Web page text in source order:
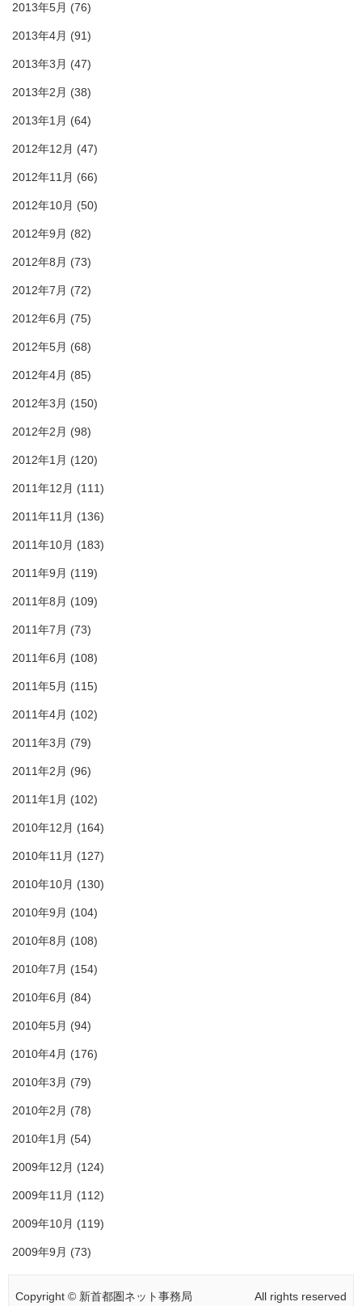
2013年5月 (76)
2013年4月 (91)
2013年3月 (47)
2013年2月 (38)
2013年1月 (64)
2012年12月 (47)
2012年11月 (66)
2012年10月 (50)
2012年9月 (82)
2012年8月 (73)
2012年7月 (72)
2012年6月 (75)
2012年5月 (68)
2012年4月 (85)
2012年3月 (150)
2012年2月 (98)
2012年1月 (120)
2011年12月 (111)
2011年11月 (136)
2011年10月 (183)
2011年9月 (119)
2011年8月 (109)
2011年7月 (73)
2011年6月 (108)
2011年5月 (115)
2011年4月 (102)
2011年3月 (79)
2011年2月 (96)
2011年1月 (102)
2010年12月 (164)
2010年11月 (127)
2010年10月 (130)
2010年9月 (104)
2010年8月 (108)
2010年7月 (154)
2010年6月 (84)
2010年5月 (94)
2010年4月 (176)
2010年3月 (79)
2010年2月 (78)
2010年1月 (54)
2009年12月 (124)
2009年11月 (112)
2009年10月 (119)
2009年9月 (73)
Copyright © 新首都圏ネット事務局 All rights reserved